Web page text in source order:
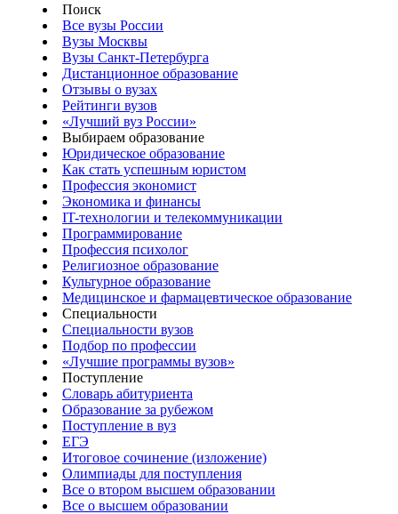
Поиск
Все вузы России
Вузы Москвы
Вузы Санкт-Петербурга
Дистанционное образование
Отзывы о вузах
Рейтинги вузов
«Лучший вуз России»
Выбираем образование
Юридическое образование
Как стать успешным юристом
Профессия экономист
Экономика и финансы
IT-технологии и телекоммуникации
Программирование
Профессия психолог
Религиозное образование
Культурное образование
Медицинское и фармацевтическое образование
Специальности
Специальности вузов
Подбор по профессии
«Лучшие программы вузов»
Поступление
Словарь абитуриента
Образование за рубежом
Поступление в вуз
ЕГЭ
Итоговое сочинение (изложение)
Олимпиады для поступления
Все о втором высшем образовании
Все о высшем образовании